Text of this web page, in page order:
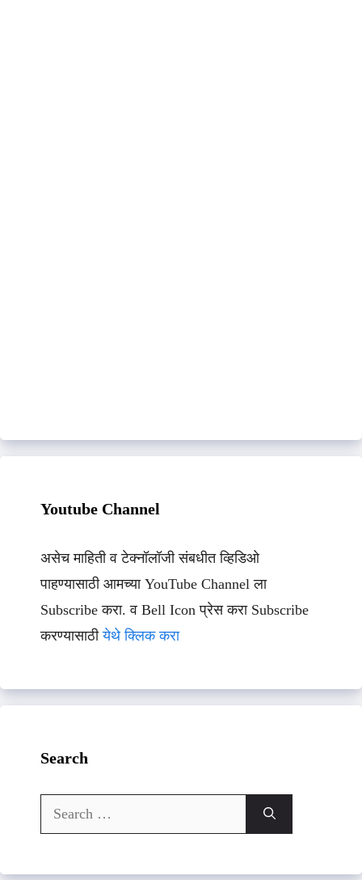
Youtube Channel
असेच माहिती व टेक्नॉलॉजी संबधीत व्हिडिओ
पाहण्यासाठी आमच्या YouTube Channel ला
Subscribe करा. व Bell Icon प्रेस करा Subscribe
करण्यासाठीयेथे क्लिक करा
Search
Search
for: